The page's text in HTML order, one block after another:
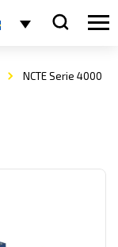
NCTE Serie 4000